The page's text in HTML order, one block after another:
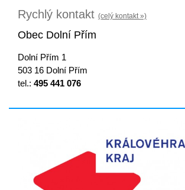
Rychlý kontakt (celý kontakt »)
Obec Dolní Přím
Dolní Přím 1
503 16 Dolní Přím
tel.: 495 441 076